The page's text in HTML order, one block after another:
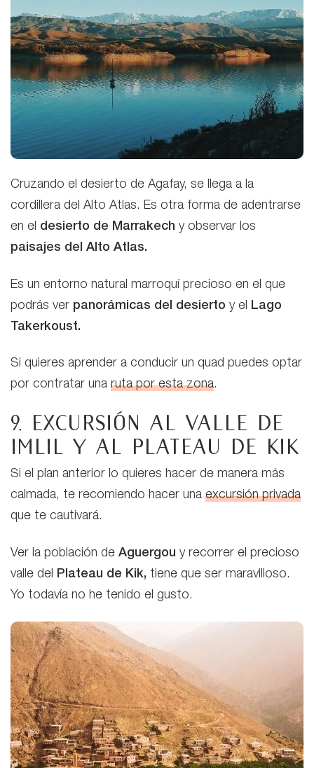
Cruzando el desierto de Agafay, se llega a la
cordillera del Alto Atlas. Es otra forma de adentrarse
en el desierto de Marrakech y observar los
paisajes del Alto Atlas.
Es un entorno natural marroquí precioso en el que
podrás ver panorámicas del desierto y el Lago
Takerkoust.
Si quieres aprender a conducir un quad puedes optar
por contratar una ruta por esta zona.
9. Excursión al Valle de
Imlil y al Plateau de Kik
Si el plan anterior lo quieres hacer de manera más
calmada, te recomiendo hacer una excursión privada
que te cautivará.
Ver la población de Aguergou y recorrer el precioso
valle del Plateau de Kik, tiene que ser maravilloso.
Yo todavía no he tenido el gusto.